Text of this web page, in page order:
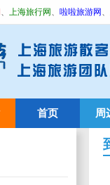
、 上海旅行网 、 啦啦旅游网 、
首页 周